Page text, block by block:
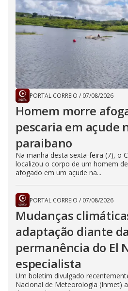
PORTAL CORREIO / 07/08/2026
Homem morre
pescaria em açude
paraibano
Na manhã desta sexta-feira (7), o
localizou o corpo de um homem
afogado em um açude na...
PORTAL CORREIO / 07/08/2026
Mudanças
adaptação diante da
permanência do El
especialista
Um boletim divulgado
Nacional de Meteorologia (Inmet)